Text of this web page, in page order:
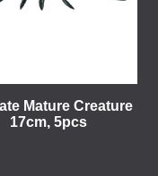
Mature Creature
17cm, 5pcs